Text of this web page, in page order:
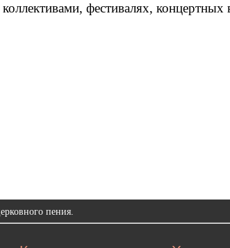
коллективами, фестивалях,
пения.